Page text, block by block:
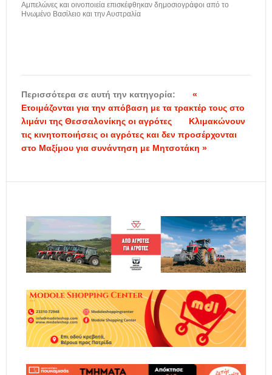
Αμπελώνες και οινοποιεία επισκέφθηκαν δημοσιογράφοι από το
Ηνωμένο Βασίλειο και την Αυστραλία
Περισσότερα σε αυτή την κατηγορία:
«
Ετοιμάζονται για την απόβαση με τα τρακτέρ τους στο
λιμάνι της Θεσσαλονίκης οι αγρότες
Κλιμακώνουν
τις κινητοποιήσεις οι αγρότες και δεν προσέρχονται
στο Μαξίμου για συνάντηση με Μητσοτάκη »